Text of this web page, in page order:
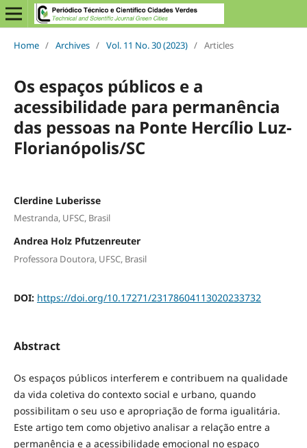
Home / Archives / Vol. 11 No. 30 (2023) / Articles
Os espaços públicos e a
acessibilidade para permanência
das pessoas na Ponte Hercílio Luz-
Florianópolis/SC
Clerdine Luberisse
Mestranda, UFSC, Brasil
Andrea Holz Pfutzenreuter
Professora Doutora, UFSC, Brasil
DOI: https://doi.org/10.17271/23178604113020233732
Abstract
Os espaços públicos interferem e contribuem na qualidade
da vida coletiva do contexto social e urbano, quando
possibilitam o seu uso e apropriação de forma igualitária.
Este artigo tem como objetivo analisar a relação entre a
permanência e a acessibilidade emocional no espaço